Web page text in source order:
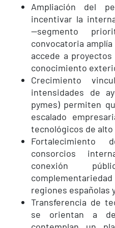
Ampliación del
incentivar la
—segmento
convocatoria
accede a
conocimiento
Crecimiento
intensidades de
pymes) permiten
escalado
tecnológicos de
Fortalecimiento
consorcios
conexión
regiones españolas
Transferencia de
se orientan a